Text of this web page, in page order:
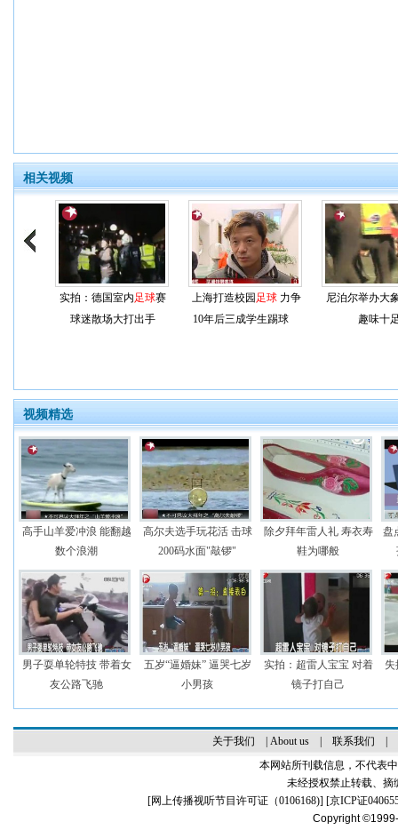
相关视频
实拍：德国室内足球赛
球迷散场大打出手
上海打造校园 足球力争
10年后三成学生踢球
尼泊尔举办大
趣味十
视频精选
高手山羊爱冲浪 能翻越
数个浪潮
高尔夫选手玩花活 击球
200码水面"敲锣"
除夕拜年雷人礼 寿衣寿
鞋为哪般
盘
男子耍单轮特技 带着女
友公路飞驰
五岁“逼婚妹” 逼哭七岁
小男孩
实拍：超雷人宝宝 对着
镜子打自己
失
关于我们 About us| 联系我们
本网站所刊载信息，不代表
未经授权禁止转载、摘
[网上传播视听节目许可证（0106168)] [京ICP证
Copyright